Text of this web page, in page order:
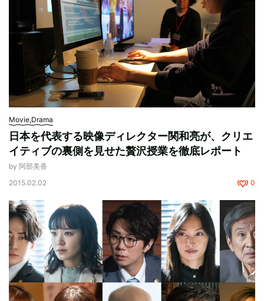
Movie,Drama
日本を代表する映像ディレクター関和亮が、クリエ
イティブの裏側を見せた贅沢授業を徹底レポート
by 阿部美香
2015.02.02
0